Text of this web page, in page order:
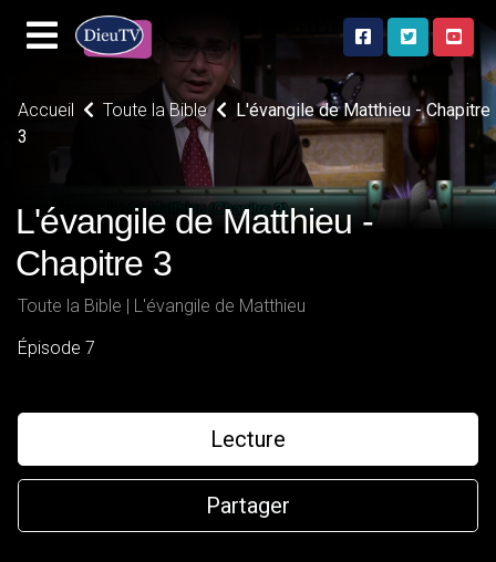
Accueil Toute la Bible
L'évangile de Matthieu - Chapitre
3
L'évangile de Matthieu -
Chapitre 3
Toute la Bible | L'évangile de Matthieu
Épisode 7
Lecture
Partager